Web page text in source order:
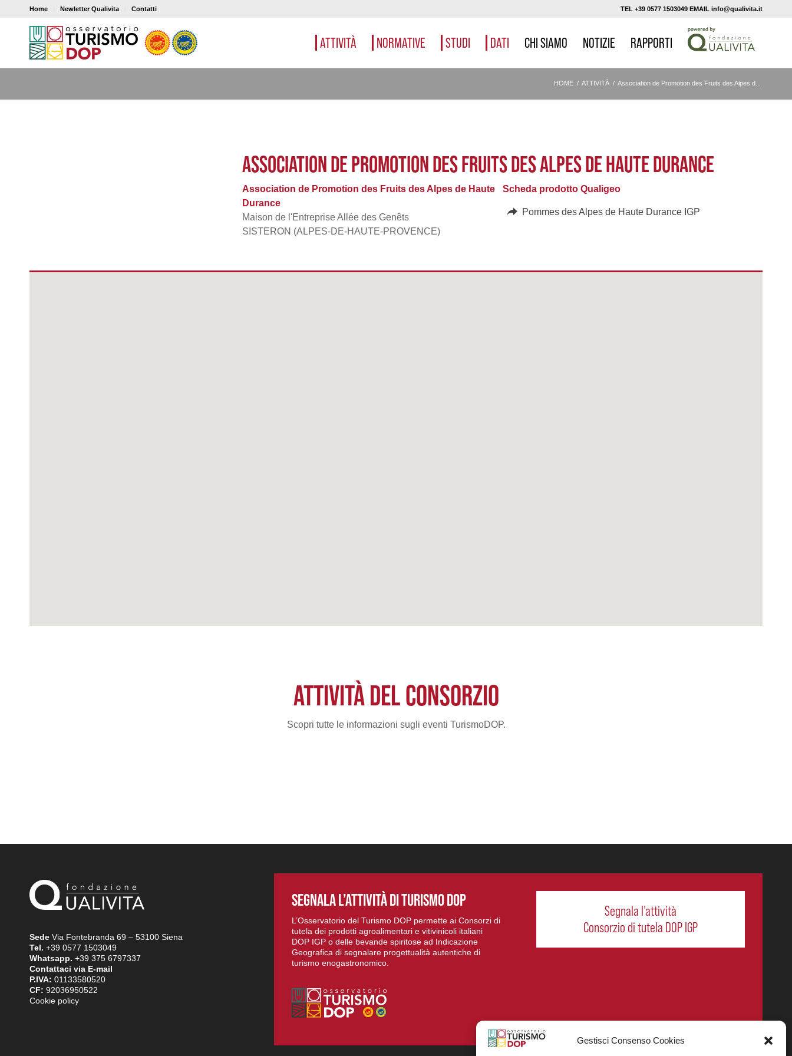
Gestisci Consenso Cookies
Home Newletter Qualivita Contatti TEL +39 0577 1503049 EMAIL info@qualivita.it
ATTIVITÀ NORMATIVE STUDI DATI CHI SIAMO NOTIZIE RAPPORTI
HOME / ATTIVITÀ / Association de Promotion des Fruits des Alpes d...
ASSOCIATION DE PROMOTION DES FRUITS DES ALPES DE HAUTE DURANCE
Association de Promotion des Fruits des Alpes de Haute
Durance
Maison de l'Entreprise Allée des Genêts
SISTERON (ALPES-DE-HAUTE-PROVENCE)
Scheda prodotto Qualigeo
Pommes des Alpes de Haute Durance IGP
ATTIVITÀ DEL CONSORZIO
Scopri tutte le informazioni sugli eventi TurismoDOP.
Sede Via Fontebranda 69 – 53100 Siena
Tel. +39 0577 1503049
Whatsapp. +39 375 6797337
Contattaci via E-mail
P.IVA: 01133580520
CF: 92036950522
Cookie policy
SEGNALA L’ATTIVITÀ DI TURISMO DOP
L’Osservatorio del Turismo DOP permette ai Consorzi di
tutela dei prodotti agroalimentari e vitivinicoli italiani
DOP IGP o delle bevande spiritose ad Indicazione
Geografica di segnalare progettualità autentiche di
turismo enogastronomico.
Segnala l’attività
Consorzio di tutela DOP IGP